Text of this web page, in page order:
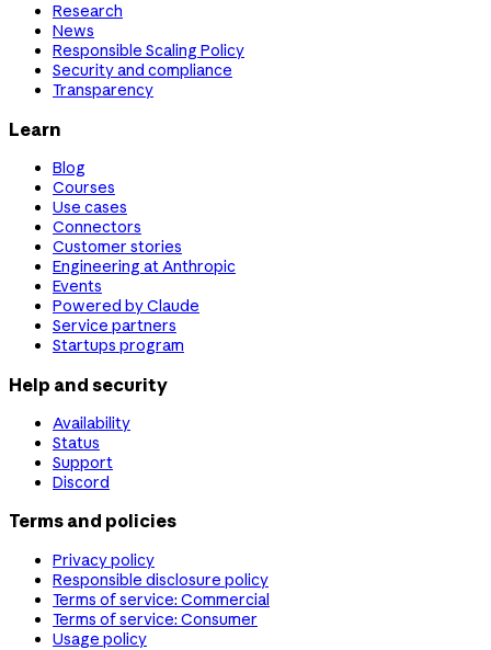
Research
News
Responsible Scaling Policy
Security and compliance
Transparency
Learn
Blog
Courses
Use cases
Connectors
Customer stories
Engineering at Anthropic
Events
Powered by Claude
Service partners
Startups program
Help and security
Availability
Status
Support
Discord
Terms and policies
Privacy policy
Responsible disclosure policy
Terms of service: Commercial
Terms of service: Consumer
Usage policy